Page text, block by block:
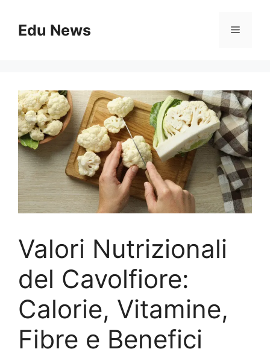
contenuto
Edu News Menu
Valori Nutrizionali
del Cavolfiore:
Calorie, Vitamine,
Fibre e Benefici